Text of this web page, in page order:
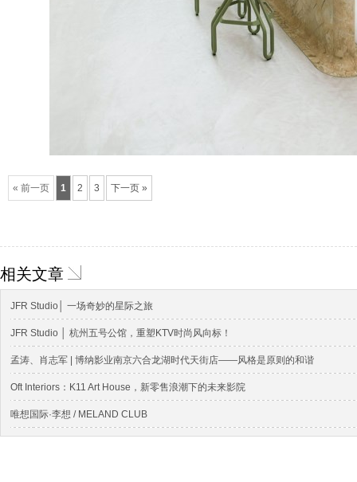
« 前一页 1 2 3 下一页 »
相关文章
JFR Studio│ 一场奇妙的星际之旅
JFR Studio │ 杭州五号公馆，重塑KTV时尚风向标！
孟涛、肖志军 | 博纳影业南京六合龙湖时代天街店——风格是原则的和谐
Oft Interiors：K11 Art House，新零售浪潮下的未来影院
唯想国际·李想 / MELAND CLUB